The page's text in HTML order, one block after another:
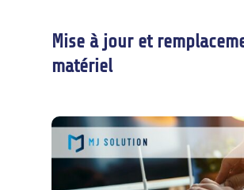
Mise à jour et
matériel